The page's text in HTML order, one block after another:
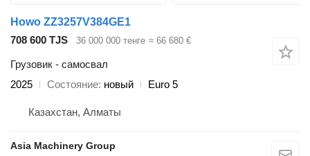
Howo ZZ3257V384GE1
708 600 TJS
36 000 000 тенге ≈ 66 680 €
Грузовик - самосвал
2025
Состояние новый Euro 5
Казахстан, Алматы
Asia Machinery Group